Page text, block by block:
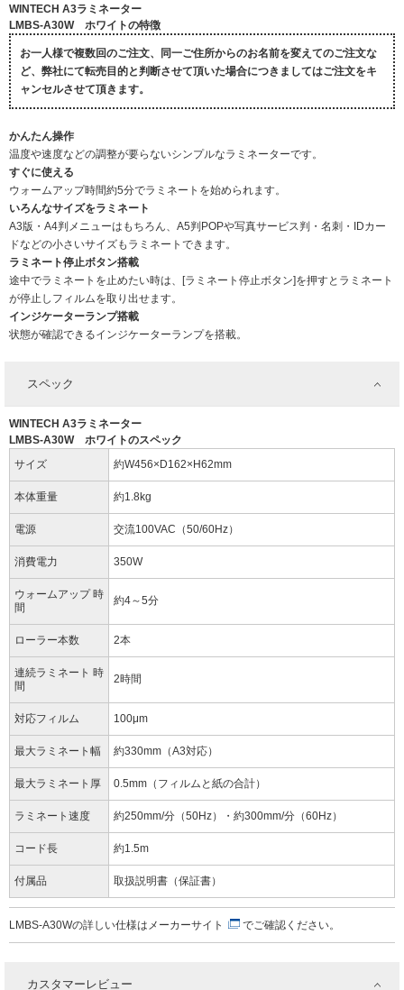
WINTECH A3ラミネーター
LMBS-A30W ホワイトの特徴
お一人様で複数回のご注文、同一ご住所からのお名前を変えてのご注文な
ど、弊社にて転売目的と判断させて頂いた場合につきましてはご注文をキ
ャンセルさせて頂きます。
かんたん操作
温度や速度などの調整が要らないシンプルなラミネーターです。
すぐに使える
ウォームアップ時間約5分でラミネートを始められます。
いろんなサイズをラミネート
A3版・A4判メニューはもちろん、A5判POPや写真サービス判・名刺・IDカー
ドなどの小さいサイズもラミネートできます。
ラミネート停止ボタン搭載
途中でラミネートを止めたい時は、[ラミネート停止ボタン]を押すとラミネート
が停止しフィルムを取り出せます。
インジケーターランプ搭載
状態が確認できるインジケーターランプを搭載。
スペック
WINTECH A3ラミネーター
LMBS-A30W ホワイトのスペック
サイズ
約W456×D162×H62mm
本体重量 約1.8kg
電源 交流100VAC（50/60Hz）
消費電力 350W
ウォームアップ 時
間
約4～5分
ローラー本数 2本
連続ラミネート 時
間
2時間
対応フィルム 100μm
最大ラミネート幅 約330mm（A3対応）
最大ラミネート厚 0.5mm（フィルムと紙の合計）
ラミネート速度 約250mm/分（50Hz）・約300mm/分（60Hz）
コード長 約1.5m
付属品 取扱説明書（保証書）
LMBS-A30Wの詳しい仕様は メーカーサイト でご確認ください。
カスタマーレビュー